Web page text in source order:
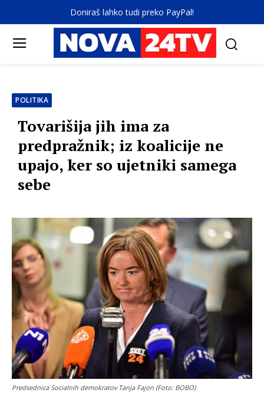
Doniraš lahko tudi preko PayPal!
POLITIKA
Tovarišija jih ima za
predpražnik; iz koalicije ne
upajo, ker so ujetniki samega
sebe
Predsednica Socialnih demokratov Tanja Fajon (Foto: BOBO)